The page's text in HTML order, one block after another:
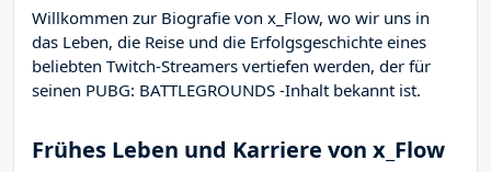
Willkommen zur Biografie von x_Flow, wo wir uns in
das Leben, die Reise und die Erfolgsgeschichte eines
beliebten Twitch-Streamers vertiefen werden, der für
seinen PUBG: BATTLEGROUNDS -Inhalt bekannt ist.
Frühes Leben und Karriere von x_Flow